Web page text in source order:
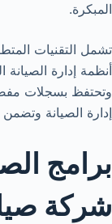
المبكرة.
تشمل التقنيات
أنظمة إدارة
وتحتفظ بسجلات
إدارة الصيانة
برامج
شركة